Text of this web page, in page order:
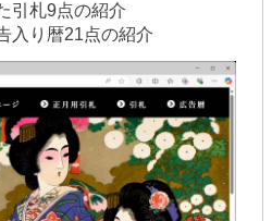
引札9点の紹介
入り暦21点の紹介